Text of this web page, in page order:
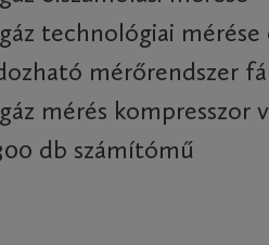
technológiai
mérőrendszer
mérés kompresszor
db számítómű